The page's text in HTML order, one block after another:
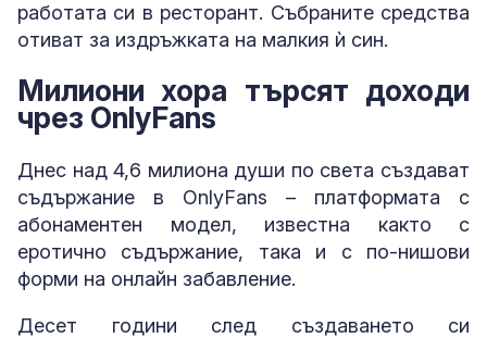
работата си в ресторант. Събраните средства
отиват за издръжката на малкия ѝ син.
Милиони хора търсят доходи
чрез OnlyFans
Днес над 4,6 милиона души по света създават
съдържание в OnlyFans – платформата с
абонаментен модел, известна както с
еротично съдържание, така и с по-нишови
форми на онлайн забавление.
Десет години след създаването си